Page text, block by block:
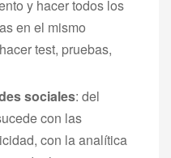
y hacer todos los
en el mismo
test, pruebas,
sociales: del
con las
con la analítica